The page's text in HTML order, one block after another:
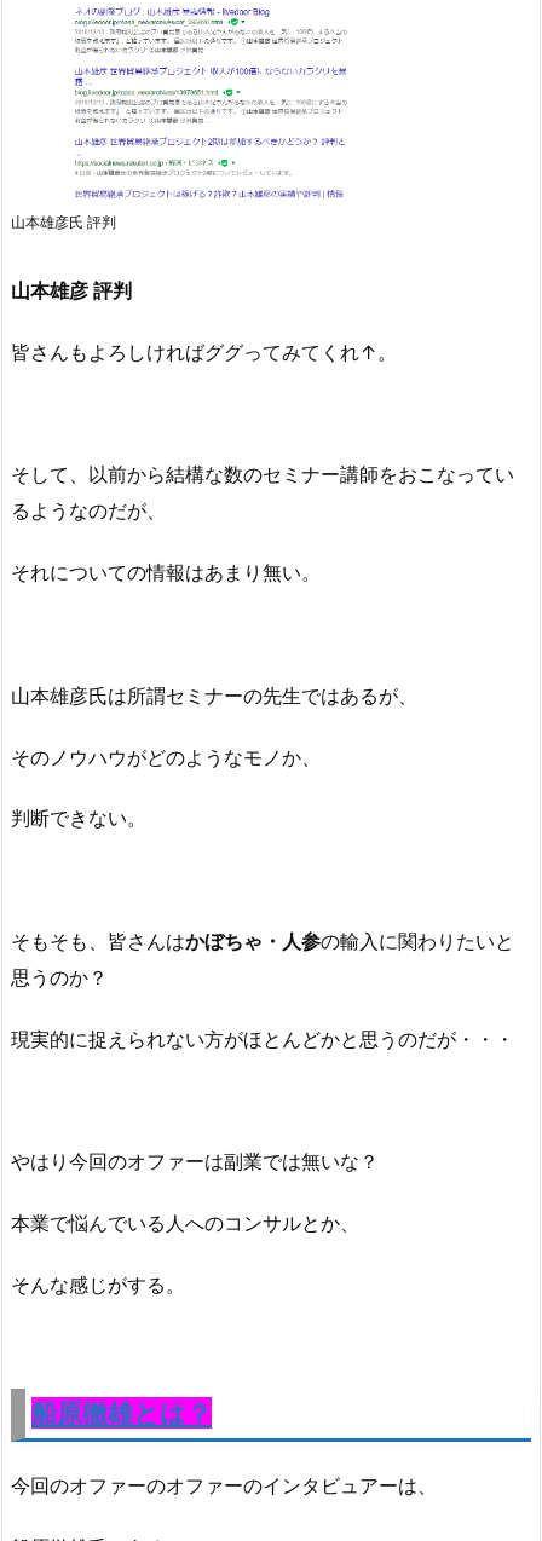
山本雄彦氏 評判
山本雄彦 評判
皆さんもよろしければググってみてくれ↑。
そして、以前から結構な数のセミナー講師をおこなってい
るようなのだが、
それについての情報はあまり無い。
山本雄彦氏は所謂セミナーの先生ではあるが、
そのノウハウがどのようなモノか、
判断できない。
そもそも、皆さんはかぼちゃ・人参の輸入に関わりたいと
思うのか？
現実的に捉えられない方がほとんどかと思うのだが・・・
やはり今回のオファーは副業では無いな？
本業で悩んでいる人へのコンサルとか、
そんな感じがする。
船原徹雄とは？
今回のオファーのオファーのインタビュアーは、